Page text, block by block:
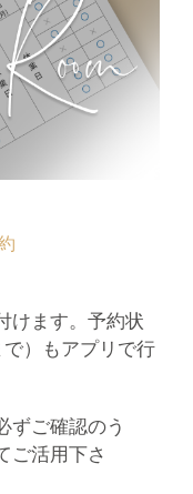
けます。予約状
）もアプリで行
ずご確認のう
ご活用下さ